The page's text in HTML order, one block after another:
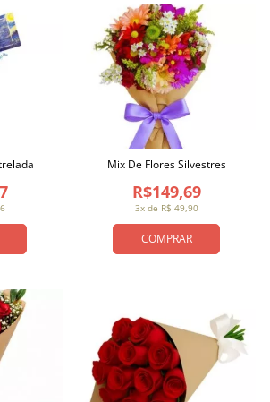
COMPRAR
3x de R$ 49,90
R$149,69
Mix De Flores Silvestres